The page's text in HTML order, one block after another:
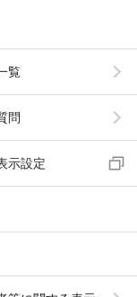
覧
問
示設定